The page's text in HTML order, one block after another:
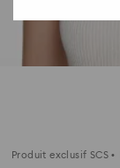
Produit exclusif SCS